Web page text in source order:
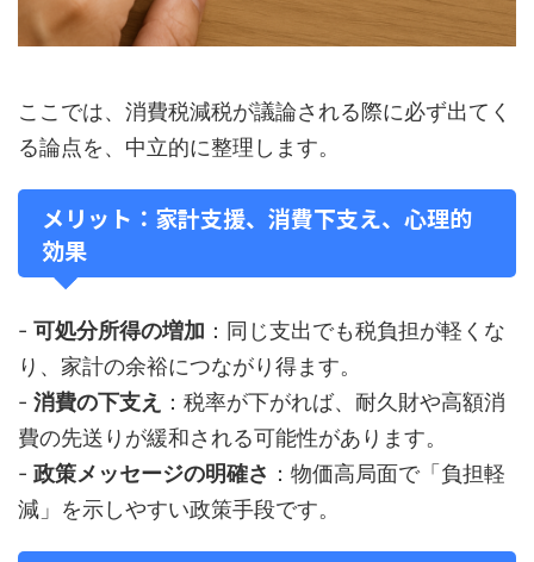
ここでは、消費税減税が議論される際に必ず出てく
る論点を、中立的に整理します。
メリット：家計支援、消費下支え、心理的
効果
- 可処分所得の増加 ：同じ支出でも税負担が軽くな
り、家計の余裕につながり得ます。
- 消費の下支え
：税率が下がれば、耐久財や高額消
費の先送りが緩和される可能性があります。
- 政策メッセージの明確さ ：物価高局面で「負担軽
減」を示しやすい政策手段です。